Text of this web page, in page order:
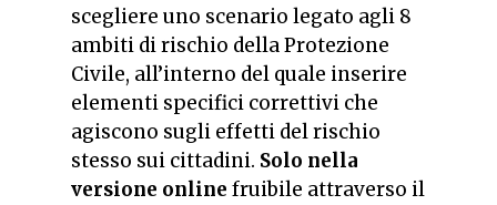
scegliere uno scenario legato agli 8
ambiti di rischio della Protezione
Civile, all’interno del quale inserire
elementi specifici correttivi che
agiscono sugli effetti del rischio
stesso sui cittadini. Solo nella
versione online fruibile attraverso il